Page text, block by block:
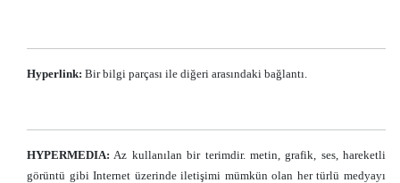
Hyperlink: Bir bilgi parçası ile diğeri arasındaki bağlantı.
HYPERMEDIA: Az kullanılan bir terimdir. metin, grafik, ses, hareketli
görüntü gibi Internet üzerinde iletişimi mümkün olan her türlü medyayı